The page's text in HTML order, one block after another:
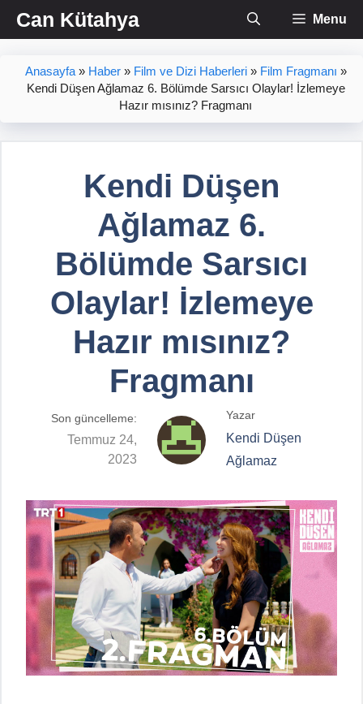
İçeriğe
atlaCan Kütahya Menu
Anasayfa» Haber» Film ve Dizi Haberleri» Film Fragmanı »
Kendi Düşen Ağlamaz 6. Bölümde Sarsıcı Olaylar! İzlemeye
Hazır mısınız? Fragmanı
Kendi Düşen
Ağlamaz 6.
Bölümde Sarsıcı
Olaylar! İzlemeye
Hazır mısınız?
Fragmanı
Son güncelleme:
Temmuz 24,
2023
Yazar
Kendi Düşen
Ağlamaz